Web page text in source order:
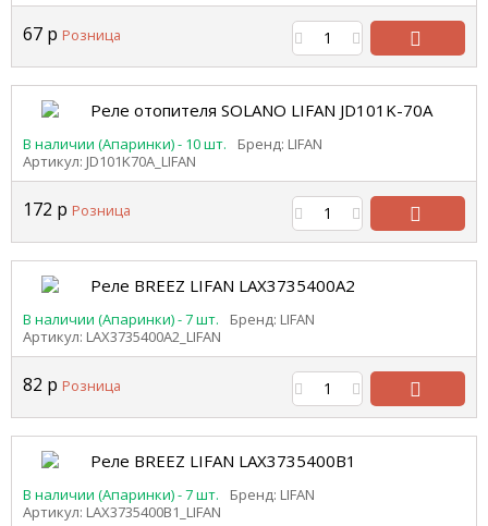
67 р Розница
В
корзину
Реле отопителя SOLANO LIFAN JD101K-70A
В наличии (Апаринки) - 10 шт.
Бренд: LIFAN
Артикул: JD101K70A_LIFAN
172 р Розница
В
Реле BREEZ LIFAN LAX3735400A2
В наличии (Апаринки) - 7 шт.
Бренд: LIFAN
Артикул: LAX3735400A2_LIFAN
82 р Розница
В
Реле BREEZ LIFAN LAX3735400B1
В наличии (Апаринки) - 7 шт.
Бренд: LIFAN
Артикул: LAX3735400B1_LIFAN